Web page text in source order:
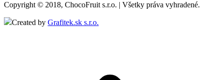
Copyright © 2018, ChocoFruit s.r.o. | Všetky práva vyhradené.
Created by Grafitek.sk s.r.o.